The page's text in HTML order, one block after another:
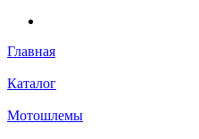
Главная
Каталог
Мотошлемы